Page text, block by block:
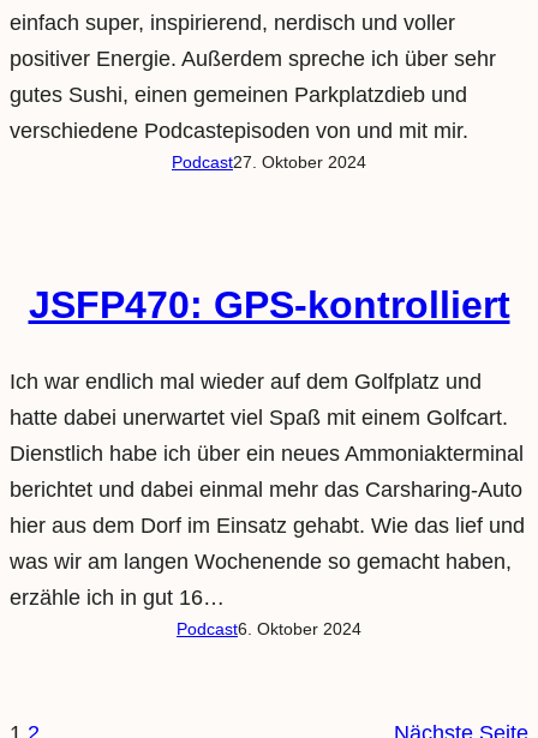
einfach super, inspirierend, nerdisch und voller
positiver Energie. Außerdem spreche ich über sehr
gutes Sushi, einen gemeinen Parkplatzdieb und
verschiedene Podcastepisoden von und mit mir.
Podcast27. Oktober 2024
JSFP470: GPS-kontrolliert
Ich war endlich mal wieder auf dem Golfplatz und
hatte dabei unerwartet viel Spaß mit einem Golfcart.
Dienstlich habe ich über ein neues Ammoniakterminal
berichtet und dabei einmal mehr das Carsharing-Auto
hier aus dem Dorf im Einsatz gehabt. Wie das lief und
was wir am langen Wochenende so gemacht haben,
erzähle ich in gut 16…
Podcast6. Oktober 2024
1 2 Nächste Seite